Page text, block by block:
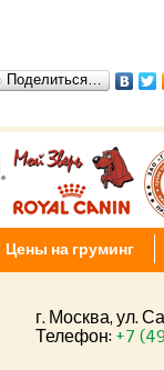
Поделиться…
Цены на груминг
г. Москва, ул.
Телефон:+7